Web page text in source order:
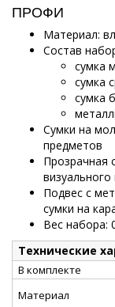
ПРОФИ
Материал:
Состав
сумка
сумка
сумка
Сумки на
предметов
Прозрачная
Подвес с
сумки на
Вес набора:
Технические
В комплекте
Материал